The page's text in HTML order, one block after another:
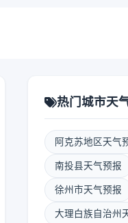
热门城市天
阿克苏地区天气
南投县天气预报
徐州市天气预报
大理白族自治州